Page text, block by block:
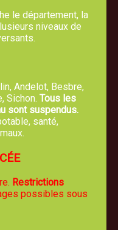
Trévol
44
email
le département, la
niveaux de
Andelot, Besbre,
Sichon. Tous les
sont suspendus.
santé,
Restrictions
possibles sous